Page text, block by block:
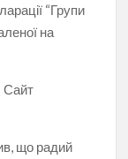
“Групи
на
Сайт
що радий